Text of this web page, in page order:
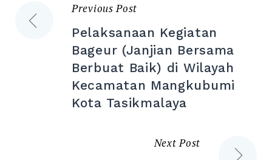
Post
navigation
Previous Post
Pelaksanaan Kegiatan
Bageur (Janjian Bersama
Berbuat Baik) di Wilayah
Kecamatan Mangkubumi
Kota Tasikmalaya
Next Post